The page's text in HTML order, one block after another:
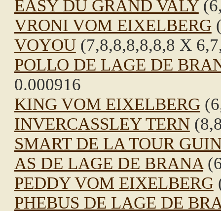
EASY DU GRAND VALY
VRONI VOM EIXELBERG
VOYOU(7,8,8,8,8,8,8 X
POLLO DE LAGE DE
0.000916
KING VOM EIXELBERG
INVERCASSLEY TERN
SMART DE LA TOUR
AS DE LAGE DE BRANA
PEDDY VOM EIXELBERG
PHEBUS DE LAGE DE